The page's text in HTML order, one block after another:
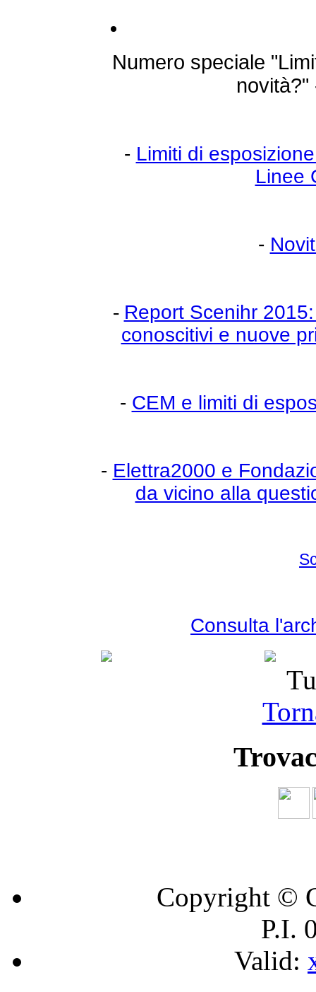
Numero speciale
novità?"
- Limiti di
Linee
-
- Report Scenihr
conoscitivi e nuove
- CEM e limiti di
- Elettra2000 e
da vicino alla
Consulta
Copyright ©
P.I.
Valid: